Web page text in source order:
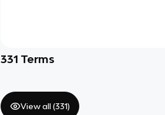
331 Terms
View all (331)